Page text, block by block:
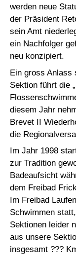
werden neue
der Präsident
sein Amt
ein Nachfolger
neu konzipiert.
Ein gross Anlass
Sektion führt die
diesem Jahr
Brevet II
die
Im Jahr 1998
zur Tradition
Badeaufsicht
dem Freibad
Im Freibad
Schwimmen
Sektionen leider
aus unsere
insgesamt ???